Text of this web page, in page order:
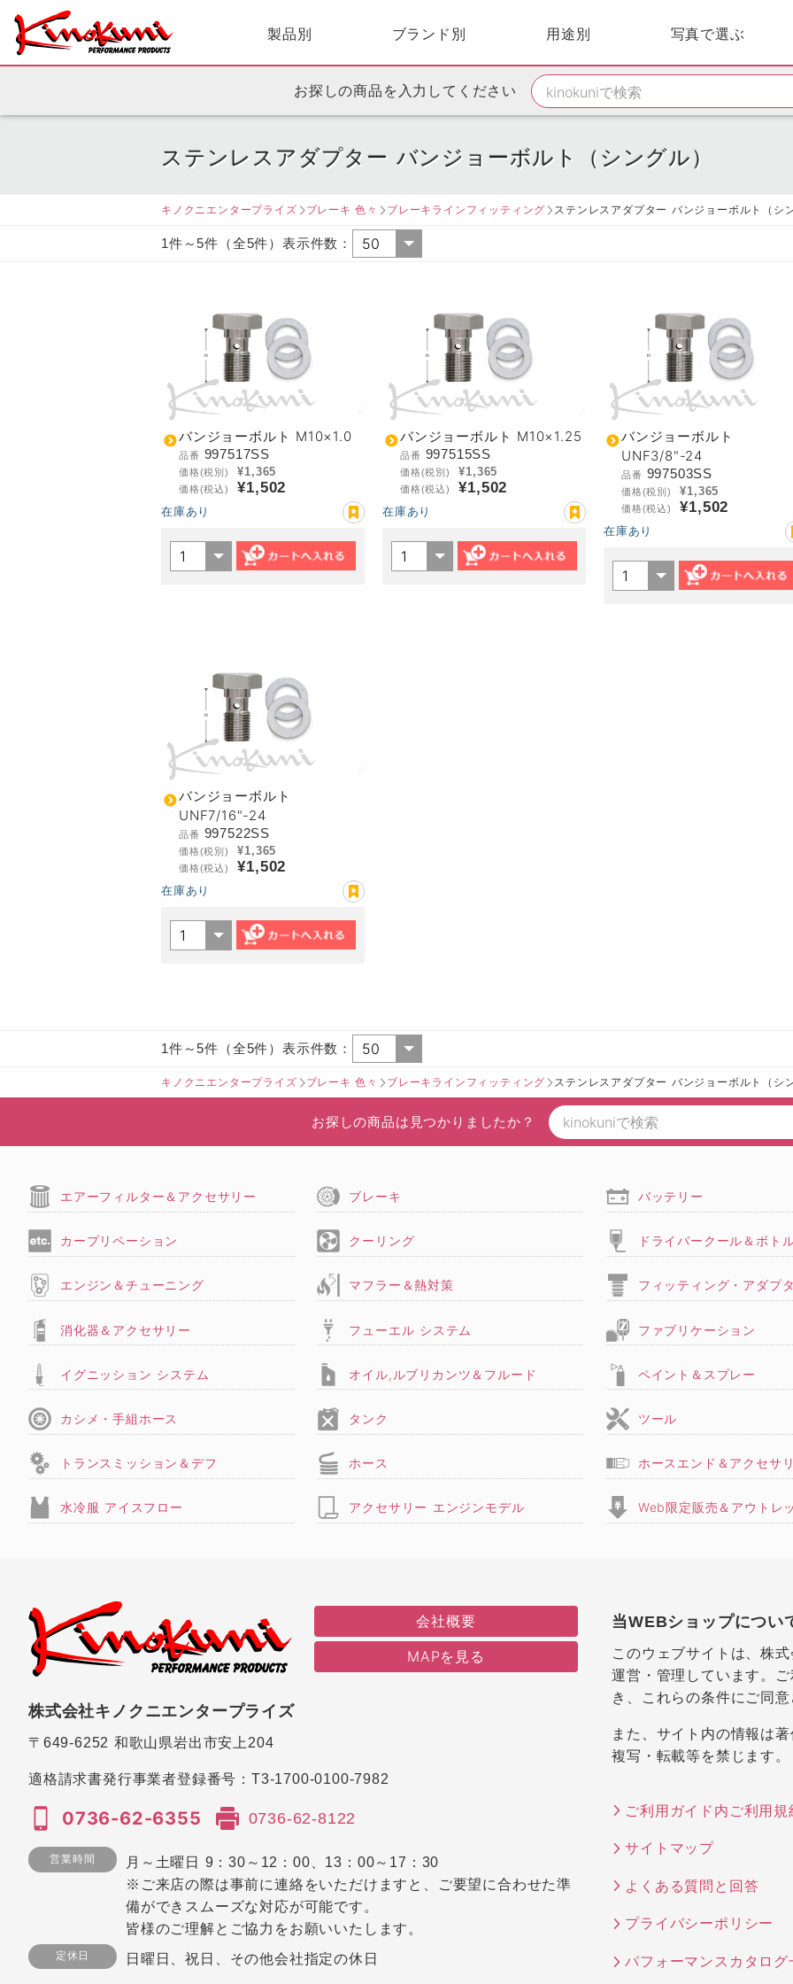
製品別 ブランド別 用途別 写真で選ぶ
お探しの商品を入力してください
ステンレスアダプター バンジョーボルト（シングル）
キノクニエンタープライズ ブレーキ 色々 ブレーキラインフィッティング ステンレスアダプター バンジョーボルト（シ
1件～5件（全5件）表示件数：
バンジョーボルト M10×1.0
品番 997517SS
価格(税別) ¥1,365
価格(税込) ¥1,502
在庫あり
バンジョーボルト M10×1.25
品番 997515SS
価格(税別) ¥1,365
価格(税込) ¥1,502
在庫あり
バンジョーボルト
UNF3/8"-24
品番 997503SS
価格(税別) ¥1,365
価格(税込) ¥1,502
在庫あり
バンジョーボルト
UNF7/16"-24
品番 997522SS
価格(税別) ¥1,365
価格(税込) ¥1,502
在庫あり
1件～5件（全5件）表示件数：
キノクニエンタープライズ ブレーキ 色々 ブレーキラインフィッティング ステンレスアダプター バンジョーボルト（シ
お探しの商品は見つかりましたか？
エアーフィルター＆アクセサリー ブレーキ バッテリー
カープリペーション クーリング ドライバークール＆ボト
エンジン＆チューニング マフラー＆熱対策 フィッティング・アダプタ
消化器＆アクセサリー フューエル システム ファブリケーション
イグニッション システム オイル,ルブリカンツ＆フルード ペイント＆スプレー
カシメ・手組ホース タンク ツール
トランスミッション＆デフ ホース ホースエンド＆アクセサ
水冷服 アイスフロー アクセサリー エンジンモデル Web限定販売＆アウトレ
会社概要
MAPを見る
株式会社キノクニエンタープライズ
〒649-6252 和歌山県岩出市安上204
適格請求書発行事業者登録番号：T3-1700-0100-7982
0736-62-6355 0736-62-8122
営業時間
月～土曜日 9：30～12：00、13：00～17：30
※ご来店の際は事前に連絡をいただけますと、ご要望に合わせた準
備ができスムーズな対応が可能です。
皆様のご理解とご協力をお願いいたします。
定休日 日曜日、祝日、その他会社指定の休日
当WEBショップについ
このウェブサイトは、株
運営・管理しています。
き、これらの条件にご同
また、サイト内の情報は
複写・転載等を禁じます。
ご利用ガイド内ご利用規
サイトマップ
よくある質問と回答
プライバシーポリシー
パフォーマンスカタログ